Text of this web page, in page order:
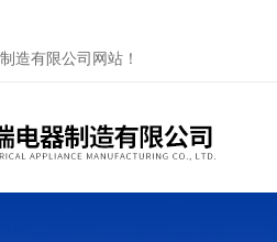
造有限公司网站！